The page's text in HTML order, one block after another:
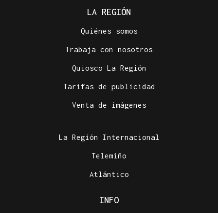
LA REGIÓN
Quiénes somos
Trabaja con nosotros
Quiosco La Región
Tarifas de publicidad
Venta de imágenes
La Región Internacional
Telemiño
Atlántico
INFO